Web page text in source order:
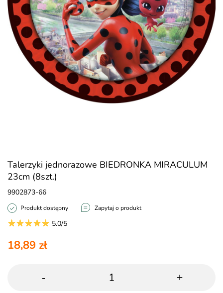
Talerzyki jednorazowe BIEDRONKA MIRACULUM
23cm (8szt.)
9902873-66
Produkt dostępny Zapytaj o produkt
5.0/5
18,89 zł
- +